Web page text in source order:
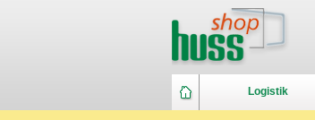
Logistik